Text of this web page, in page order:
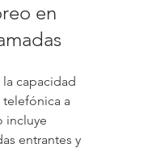
en
capacidad
telefónica a
incluye
entrantes y